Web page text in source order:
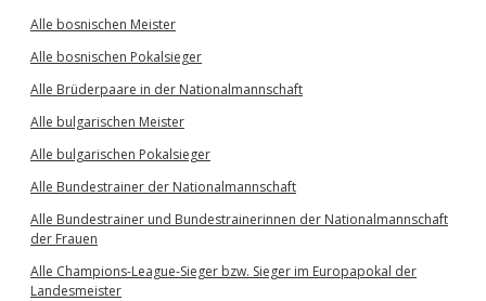
Alle bosnischen Meister
Alle bosnischen Pokalsieger
Alle Brüderpaare in der Nationalmannschaft
Alle bulgarischen Meister
Alle bulgarischen Pokalsieger
Alle Bundestrainer der Nationalmannschaft
Alle Bundestrainer und Bundestrainerinnen der Nationalmannschaft
der Frauen
Alle Champions-League-Sieger bzw. Sieger im Europapokal der
Landesmeister